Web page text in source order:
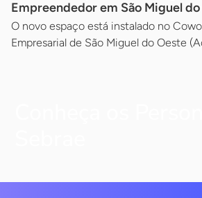
Empreendedor em São Miguel
O novo espaço está instalado no
Empresarial de São Miguel do Oeste